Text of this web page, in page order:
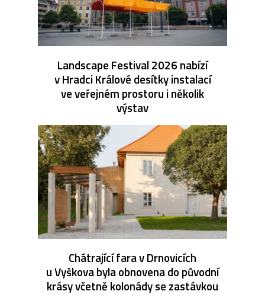
Landscape Festival 2026 nabízí
v Hradci Králové desítky instalací
ve veřejném prostoru i několik
výstav
Chátrající fara v Drnovicích
u Vyškova byla obnovena do původní
krásy včetně kolonády se zastávkou